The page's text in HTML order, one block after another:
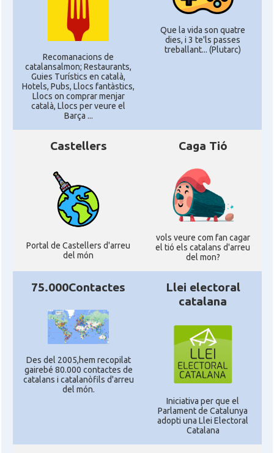
Recomanacions de
catalansalmon; Restaurants,
Guies Turístics en català,
Hotels, Pubs, Llocs fantàstics,
Llocs on comprar menjar
català, Llocs per veure el
Barça ...
Que la vida son quatre
dies, i 3 te'ls passes
treballant... (Plutarc)
Castellers
Portal de Castellers d'arreu
del món
Caga Tió
vols veure com fan cagar
el tió els catalans d'arreu
del mon?
75.000Contactes
Des del 2005,hem recopilat
gairebé 80.000 contactes de
catalans i catalanòfils d'arreu
del món.
Llei electoral
catalana
Iniciativa per que el
Parlament de Catalunya
adopti una Llei Electoral
Catalana